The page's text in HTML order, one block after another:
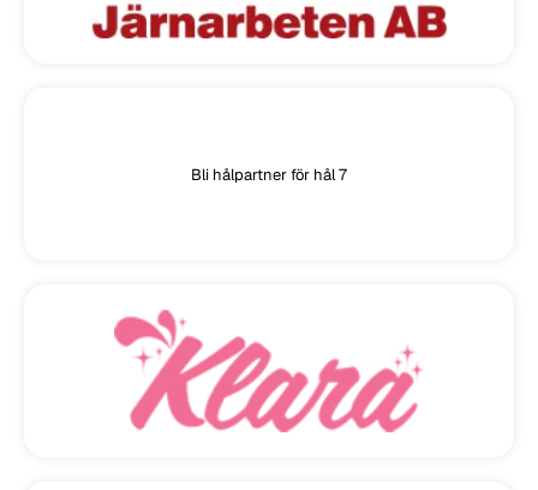
Bli hålpartner för hål 7